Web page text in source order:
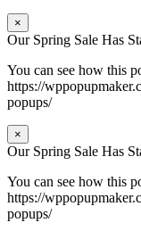
×
Our Spring Sale Has
You can see how this
https://
popups/
×
Our Spring Sale Has
You can see how this
https://
popups/